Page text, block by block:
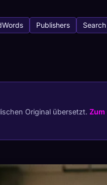
Publishers Search
Original übersetzt. Zum